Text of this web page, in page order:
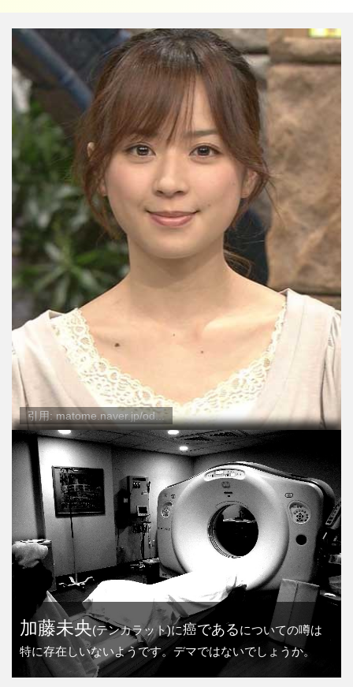
引用: matome.naver.jp/od...
加藤未央(テンカラット)に癌であるについての噂は
特に存在しいないようです。デマではないでしょうか。